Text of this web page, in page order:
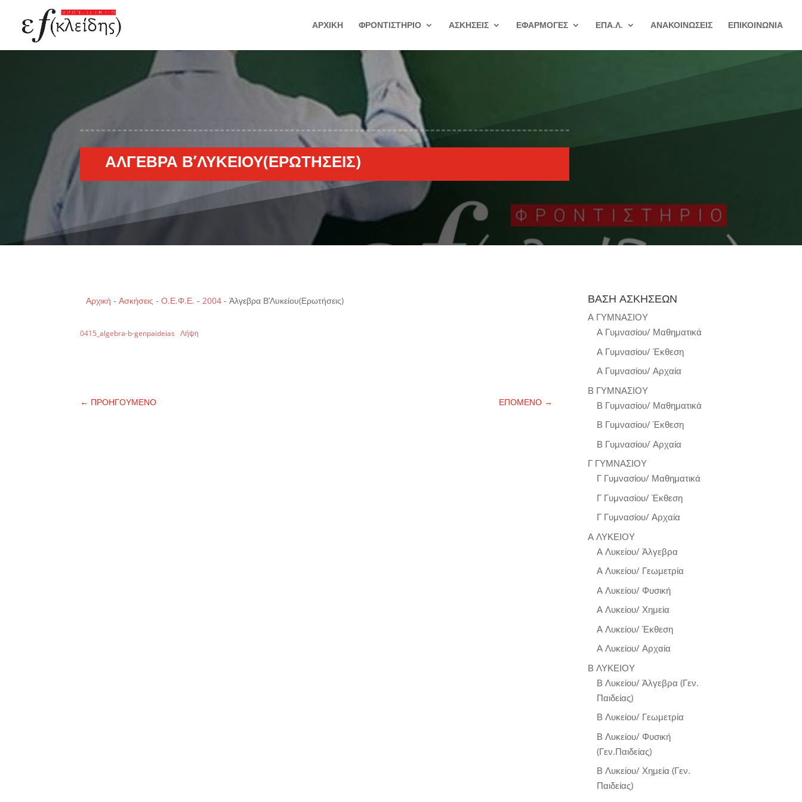
ΑΡΧΙΚΗ ΦΡΟΝΤΙΣΤΗΡΙΟ ΑΣΚΗΣΕΙΣ ΕΦΑΡΜΟΓΕΣ ΕΠΑ.Λ. ΑΝΑΚΟΙΝΩΣΕΙΣ ΕΠΙΚΟΙΝΩΝΙΑ
ΆΛΓΕΒΡΑ Β’ΛΥΚΕΊΟΥ(ΕΡΩΤΉΣΕΙΣ)
Αρχική -Ασκήσεις -Ο.Ε.Φ.Ε. -2004 -Άλγεβρα Β’Λυκείου(Ερωτήσεις)
0415_algebra-b-genpaideias Λήψη
← ΠΡΟΗΓΟΥΜΕΝΟ ΕΠΟΜΕΝΟ →
ΒΑΣΗ ΑΣΚΗΣΕΩΝ
Α ΓΥΜΝΑΣΙΟΥ
Α Γυμνασίου/ Μαθηματικά
Α Γυμνασίου/ Έκθεση
Α Γυμνασίου/ Αρχαία
Β ΓΥΜΝΑΣΙΟΥ
Β Γυμνασίου/ Μαθηματικά
Β Γυμνασίου/ Έκθεση
Β Γυμνασίου/ Αρχαία
Γ ΓΥΜΝΑΣΙΟΥ
Γ Γυμνασίου/ Μαθηματικά
Γ Γυμνασίου/ Έκθεση
Γ Γυμνασίου/ Αρχαία
Α ΛΥΚΕΙΟΥ
Α Λυκείου/ Άλγεβρα
Α Λυκείου/ Γεωμετρία
Α Λυκείου/ Φυσική
Α Λυκείου/ Χημεία
Α Λυκείου/ Έκθεση
Α Λυκείου/ Αρχαία
Β ΛΥΚΕΙΟΥ
Β Λυκείου/ Άλγεβρα (Γεν.
Παιδείας)
Β Λυκείου/ Γεωμετρία
Β Λυκείου/ Φυσική
(Γεν.Παιδείας)
Β Λυκείου/ Χημεία (Γεν.
Παιδείας)